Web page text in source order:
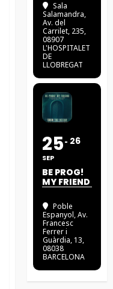
Sala
Salamandra,
Av. del
Carrilet, 235,
08907
L'HOSPITALET
DE
LLOBREGAT
25
SEP
26
BE PROG!
MY FRIEND
Poble
Espanyol, Av.
Francesc
Ferrer i
Guàrdia, 13,
08038
BARCELONA